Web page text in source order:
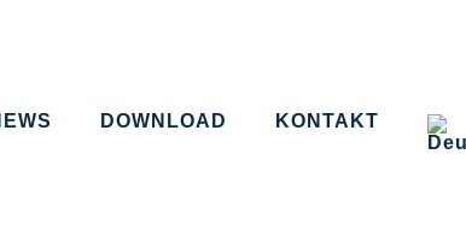
DOWNLOAD KONTAKT